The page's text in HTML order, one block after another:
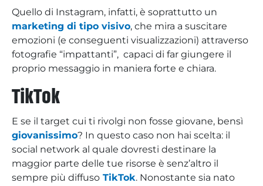
Quello di Instagram, infatti, è soprattutto un
marketing di tipo visivo, che mira a suscitare
emozioni (e conseguenti visualizzazioni) attraverso
fotografie “impattanti”, capaci di far giungere il
proprio messaggio in maniera forte e chiara.
TikTok
E se il target cui ti rivolgi non fosse giovane, bensì
giovanissimo? In questo caso non hai scelta: il
social network al quale dovresti destinare la
maggior parte delle tue risorse è senz’altro il
sempre più diffuso TikTok. Nonostante sia nato